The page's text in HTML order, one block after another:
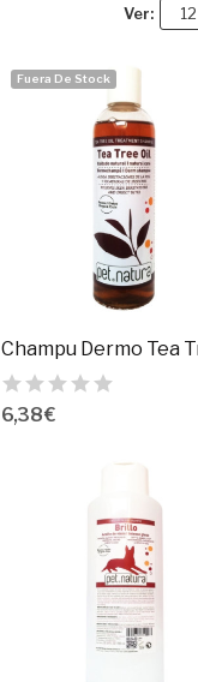
Ver: 12
Fuera De Stock
6,38 €